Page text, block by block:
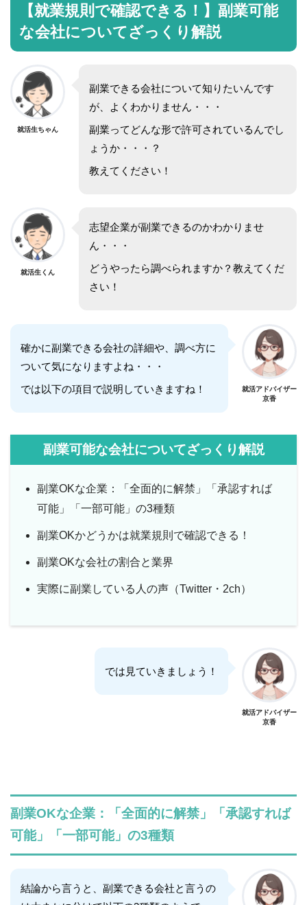
【就業規則で確認できる！】副業可能
な会社についてざっくり解説
就活生ちゃん
副業できる会社について知りたいんです
が、よくわかりません・・・
副業ってどんな形で許可されているんでし
ょうか・・・？
教えてください！
就活生くん
志望企業が副業できるのかわかりませ
ん・・・
どうやったら調べられますか？教えてくだ
さい！
確かに副業できる会社の詳細や、調べ方に
ついて気になりますよね・・・
では以下の項目で説明していきますね！
就活アドバイザー
京香
副業可能な会社についてざっくり解説
副業OKな企業：「全面的に解禁」「承認すれば
可能」「一部可能」の3種類
副業OKかどうかは就業規則で確認できる！
副業OKな会社の割合と業界
実際に副業している人の声（Twitter・2ch）
では見ていきましょう！
就活アドバイザー
京香
副業OKな企業：「全面的に解禁」「承認すれば
可能」「一部可能」の3種類
結論から言うと、副業できる会社と言うの